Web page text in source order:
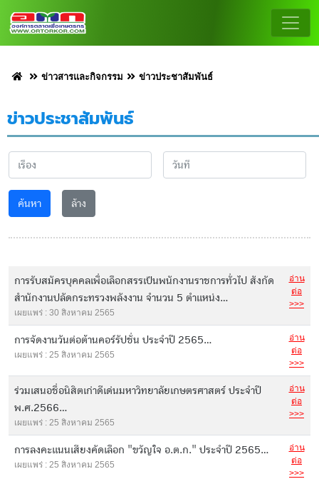
ข่าวสารและกิจกรรม ข่าวประชาสัมพันธ์
ข่าวประชาสัมพันธ์
ค้นหา ล้าง
การรับสมัครบุคคลเพื่อเลือกสรรเป็นพนักงานราชการทั่วไป สังกัด
สำนักงานปลัดกระทรวงพลังงาน จำนวน 5 ตำแหน่ง...
เผยแพร่ : 30 สิงหาคม 2565
อ่าน
ต่อ
>>>
การจัดงานวันต่อต้านคอร์รัปชั่น ประจำปี 2565...
เผยแพร่ : 25 สิงหาคม 2565
อ่าน
ต่อ
>>>
ร่วมเสนอชื่อนิสิตเก่าดีเด่นมหาวิทยาลัยเกษตรศาสตร์ ประจำปี
พ.ศ.2566...
เผยแพร่ : 25 สิงหาคม 2565
อ่าน
ต่อ
>>>
การลงคะแนนเสียงคัดเลือก "ขวัญใจ อ.ต.ก." ประจำปี 2565...
เผยแพร่ : 25 สิงหาคม 2565
อ่าน
ต่อ
>>>